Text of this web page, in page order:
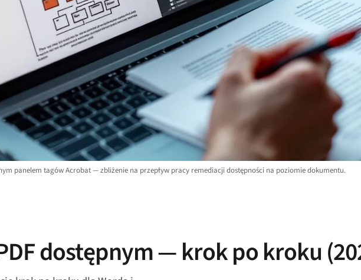
panelem tagów Acrobat — zbliżenie na przepływ pracy remediacji dostępności na poziomie dokumentu.
dostępnym — krok po kroku